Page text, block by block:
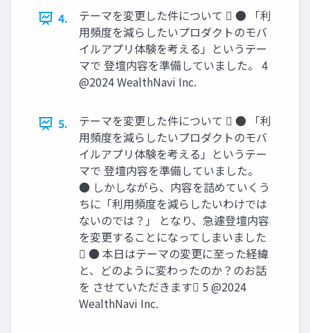
4.
テーマを変更した件について 󰢛 ● 「利
⽤頻度を減らしたいプロダクトのモバ
イルアプリ体験を考える」というテー
マで 登壇内容を準備していました。 4
@2024 WealthNavi Inc.
5.
テーマを変更した件について 󰢛 ● 「利
⽤頻度を減らしたいプロダクトのモバ
イルアプリ体験を考える」というテー
マで 登壇内容を準備していました。
● しかしながら、内容を詰めていくう
ちに「利⽤頻度を減らしたいわけでは
ないのでは？」 となり、急遽登壇内容
を変更することになってしまいました
󰢛 ● 本⽇はテーマの変更に⾄った経緯
と、どのように変わったのか？のお話
を させていただきます󰢛 5 @2024
WealthNavi Inc.